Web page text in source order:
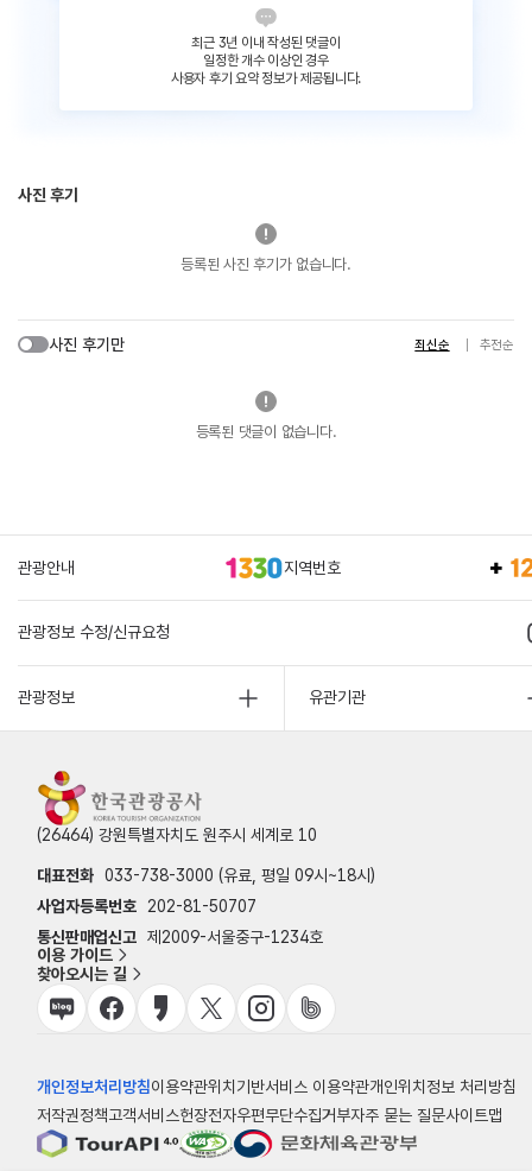
최근 3년 이내 작성된 댓글이
일정한 개수 이상인 경우
사용자 후기 요약 정보가 제공됩니다.
사진 후기
등록된 사진 후기가 없습니다.
사진 후기만 최신순 추천순
등록된 댓글이 없습니다.
관광안내 지역번호
관광정보 수정/신규요청
관광정보 유관기관
(26464) 강원특별자치도 원주시 세계로 10
대표전화 033-738-3000 (유료, 평일 09시~18시)
사업자등록번호
202-81-50707
통신판매업신고 제2009-서울중구-1234호
이용 가이드
찾아오시는 길
개인정보처리방침이용약관위치기반서비스 이용약관개인위치정보 처리방침
저작권정책고객서비스헌장전자우편무단수집거부자주 묻는 질문사이트맵